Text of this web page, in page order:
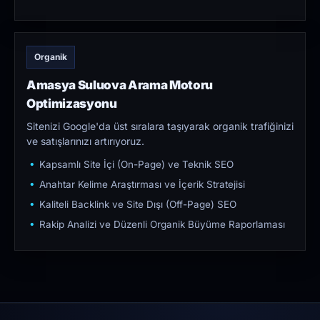
Organik
Amasya Suluova Arama Motoru
Optimizasyonu
Sitenizi Google'da üst sıralara taşıyarak organik trafiğinizi
ve satışlarınızı artırıyoruz.
Kapsamlı Site İçi (On-Page) ve Teknik SEO
Anahtar Kelime Araştırması ve İçerik Stratejisi
Kaliteli Backlink ve Site Dışı (Off-Page) SEO
Rakip Analizi ve Düzenli Organik Büyüme Raporlaması